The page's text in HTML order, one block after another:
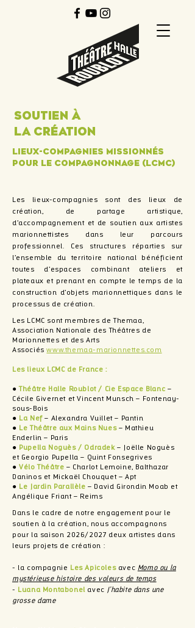
Soutien à
la C réation
Lieux-compagnies missionnés
pour le compagnonnage (LCMC)
Les lieux-compagnies sont des lieux de
création, de partage artistique,
d’accompagnement et de soutien aux artistes
marionnettistes dans leur parcours
professionnel. Ces structures réparties sur
l’ensemble du territoire national bénéficient
toutes d’espaces combinant ateliers et
plateaux et prenant en compte le temps de la
construction d’objets marionnettiques dans le
processus de création.
Les LCMC sont membres de Themaa,
Association Nationale des Théâtres de
Marionnettes et des Arts
Associéswww.themaa-marionnettes.com
Les lieux LCMC de France :
●Théâtre Halle Roublot / Cie Espace Blanc –
Cécile Givernet et Vincent Munsch – Fontenay-
sous-Bois
● La Nef– Alexandra Vuillet – Pantin
● Le Théâtre aux Mains Nues– Mathieu
Enderlin – Paris
● Pupella Noguès / Odradek– Joëlle Noguès
et Georgio Pupella – Quint Fonsegrives
●Vélo Théâtre – Charlot Lemoine, Balthazar
Daninos et Mickaël Chouquet – Apt
● Le Jardin Parallèle – David Girondin Moab et
Angélique Friant – Reims
Dans le cadre de notre engagement pour le
soutien à la création, nous accompagnons
pour la saison 2026/2027 deux artistes dans
leurs projets de création :
- la compagnie Les Apicolesavec Momo ou la
mystérieuse histoire des voleurs de temps
- Luana Montabonelavec J'habite dans une
grosse dame